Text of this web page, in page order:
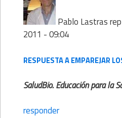
Pablo Lastras
2011 - 09:04
RESPUESTA A EMPAREJAR
SaludBio. Educación para la
responder